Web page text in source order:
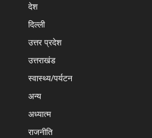
देश
दिल्ली
उत्तर प्रदेश
उत्तराखंड
स्वास्थ्य/पर्यटन
अन्य
अध्यात्म
राजनीति